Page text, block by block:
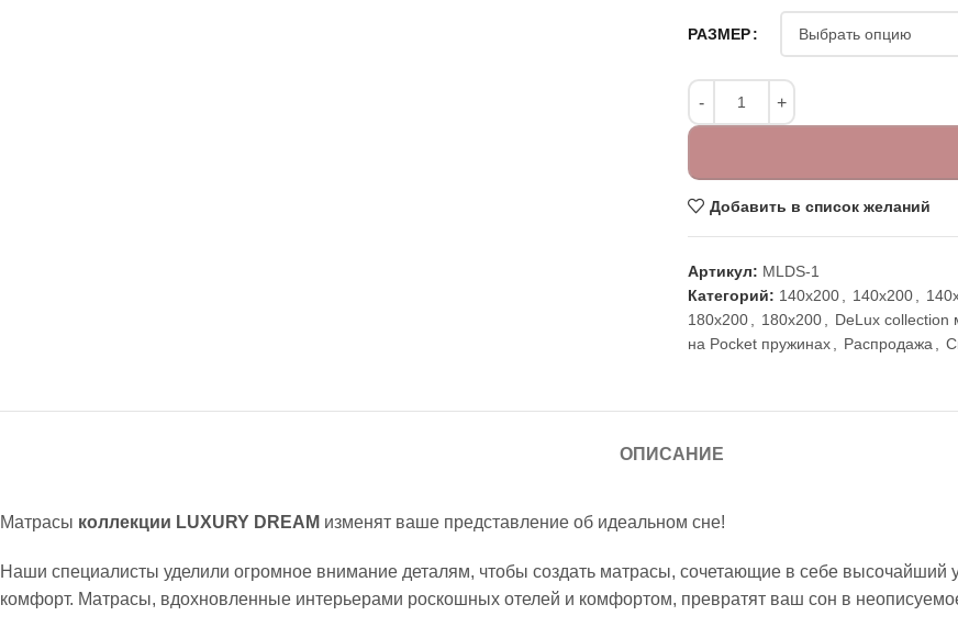
РАЗМЕР
Добавить в список желаний
Артикул: MLDS-1
Категорий: 140x200 140x200
180x200
180x200 DeLux collection
на Pocket пружинах
Распродажа
ОПИСАНИЕ
Матрасы коллекции LUXURY DREAM изменят ваше представление об идеальном сне!
Наши специалисты уделили огромное внимание деталям, чтобы создать матрасы, сочетающие в себе высочайший
комфорт. Матрасы, вдохновленные интерьерами роскошных отелей и комфортом, превратят ваш сон в